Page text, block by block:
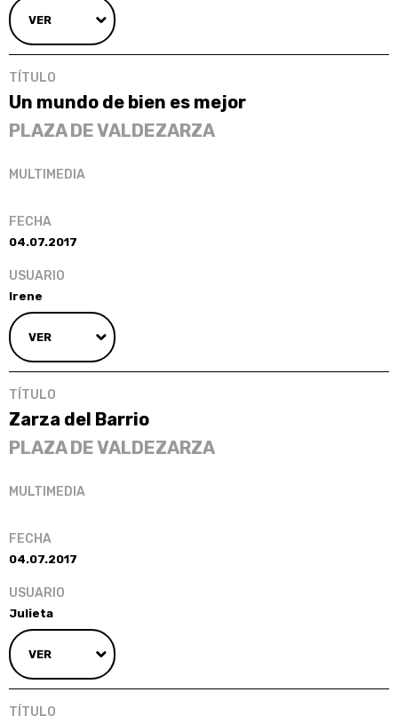
VER
Un mundo de bien es mejor
PLAZA DE VALDEZARZA
VER
04.07.2017
Irene
Zarza del Barrio
PLAZA DE VALDEZARZA
VER
04.07.2017
Julieta